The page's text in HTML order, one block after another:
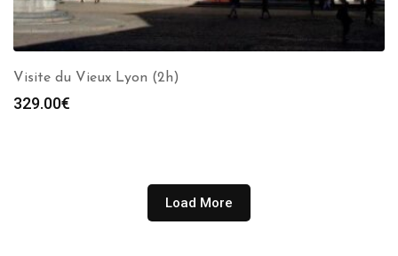
Visite du Vieux Lyon (2h)
329.00€
Load More